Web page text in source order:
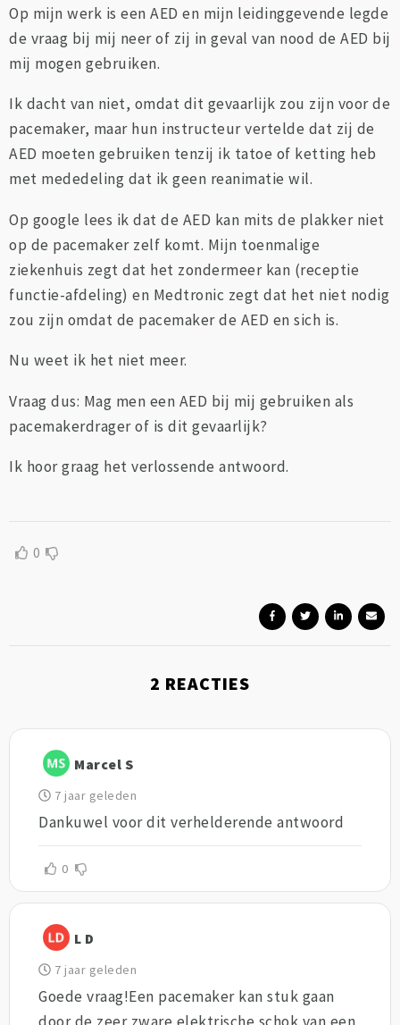
Op mijn werk is een AED en mijn leidinggevende legde
de vraag bij mij neer of zij in geval van nood de AED bij
mij mogen gebruiken.
Ik dacht van niet, omdat dit gevaarlijk zou zijn voor de
pacemaker, maar hun instructeur vertelde dat zij de
AED moeten gebruiken tenzij ik tatoe of ketting heb
met mededeling dat ik geen reanimatie wil.
Op google lees ik dat de AED kan mits de plakker niet
op de pacemaker zelf komt. Mijn toenmalige
ziekenhuis zegt dat het zondermeer kan (receptie
functie-afdeling) en Medtronic zegt dat het niet nodig
zou zijn omdat de pacemaker de AED en sich is.
Nu weet ik het niet meer.
Vraag dus: Mag men een AED bij mij gebruiken als
pacemakerdrager of is dit gevaarlijk?
Ik hoor graag het verlossende antwoord.
0
2 REACTIES
Marcel S
7 jaar geleden
Dankuwel voor dit verhelderende antwoord
0
L D
7 jaar geleden
Goede vraag!Een pacemaker kan stuk gaan